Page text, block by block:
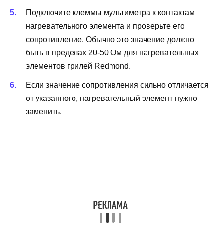
Подключите клеммы мультиметра к контактам
нагревательного элемента и проверьте его
сопротивление. Обычно это значение должно
быть в пределах 20-50 Ом для нагревательных
элементов грилей Redmond.
Если значение сопротивления сильно отличается
от указанного, нагревательный элемент нужно
заменить.